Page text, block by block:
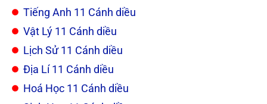
Tiếng Anh 11 Cánh diều
Vật Lý 11 Cánh diều
Lịch Sử 11 Cánh diều
Địa Lí 11 Cánh diều
Hoá Học 11 Cánh diều